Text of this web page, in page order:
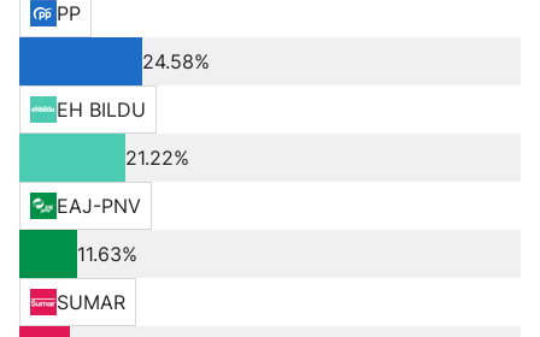
PP
24.58%
EH BILDU
21.22%
EAJ-PNV
11.63%
SUMAR